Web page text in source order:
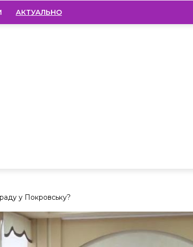
АКТУАЛЬНО
у Покровську?